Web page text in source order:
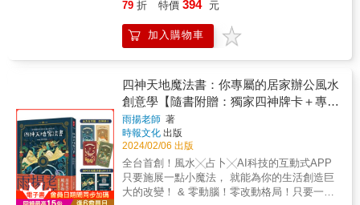
讓小倆口爭吵不休……◆量身訂作「財源廣進
宅」，讓公司安然度過2008年雷曼兄弟引起的
金融風暴。◆究竟哪裡出問題，整條街的住戶
是讓人意想不到但出奇制勝的大翻身，有時是
令人瞠目結舌又驚悚萬分的下場……千年流傳
的風水學，有其無比神準之處，亦不乏謬誤的
偽訣，更不用說眾多術士們的詭詐濫用……作
者以輕鬆卻深刻的筆調，藉由一篇篇真實故
事，點出風水跟生活的密切關係及不容小覷，
並苦口婆心的叮嚀你一定要知道的風水真相和
眉角，以免白花錢、繞遠路。風水會考驗人
介】 「風水」是自古代流傳下來的習俗和術
數，試圖憑藉住宅的所處位置、坐向方位，以
及和周遭山、水形勢的關係，來改變個人、家
特別是現代住宅大樓林立，很容易就出現一些
風水禁忌，本書從現代住宅風水的角度出發探
討煞氣，提供居家風水化解方式，迴避禁忌，
讓家溫馨好住，招財又納福。 & 本書透過三個
章節來加以說明，「CHAPTER 1 化解風水問
題之前，你必須知道的觀念」即提供讀者對於
風水該有的正確觀念，以及了解那些暗藏於現
代居家的NG風水；「CHAPTER 2 關於居家風
水的疑難雜症60+」集結現代人對現代格局風水
79 折 特價 394 元
加入購物車
四神天地魔法書：你專屬的居家辦公風水
創意學【隨書附贈：獨家四神牌卡＋專屬
測算APP序號卡】
雨揚老師 著
時報文化 出版
2024/02/06 出版
全台首創！風水╳占卜╳AI科技的互動式APP
只要施展一點小魔法， 就能為你的生活創造巨
大的改變！ & 零動腦！零改動格局！只要一書